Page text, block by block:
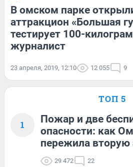
В омском парке
аттракцион «Большая
тестирует 100-
журналист
23 апреля, 2019, 12:10 12 055 9
ТОП 5
1
Пожар и две
опасности: как
пережила
29 472 22